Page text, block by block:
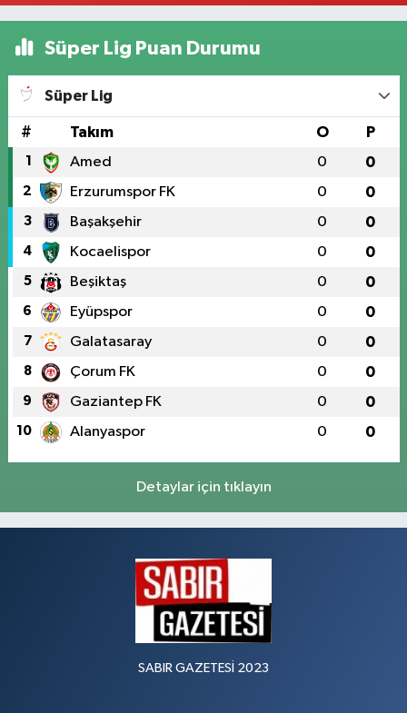
Süper Lig Puan Durumu
Süper Lig
# Takım O P
1 Amed 0 0
2 Erzurumspor FK 0 0
3 Başakşehir 0 0
4 Kocaelispor 0 0
5 Beşiktaş 0 0
6 Eyüpspor 0 0
7 Galatasaray 0 0
8 Çorum FK 0 0
9 Gaziantep FK 0 0
10 Alanyaspor 0 0
Detaylar için tıklayın
SABIR GAZETESİ 2023